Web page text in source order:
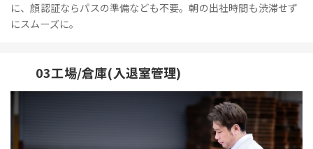
に、顔認証ならパスの準備なども不要。朝の出社時間も渋滞せず
にスムーズに。
03工場/倉庫(入退室管理)